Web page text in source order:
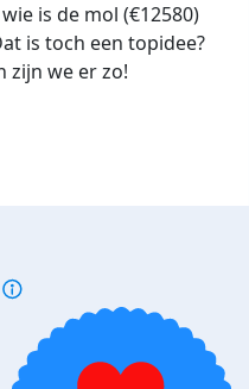
is de mol (€12580)
is toch een topidee?
zijn we er zo!